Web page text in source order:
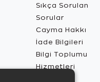
Sıkça Sorulan
Sorular
Cayma Hakkı
İade Bilgileri
Bilgi Toplumu
Hizmetleri